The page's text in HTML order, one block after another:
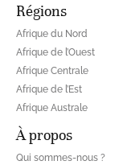
Régions
Afrique du Nord
Afrique de l’Ouest
Afrique Centrale
Afrique de l’Est
Afrique Australe
À propos
Qui sommes-nous ?